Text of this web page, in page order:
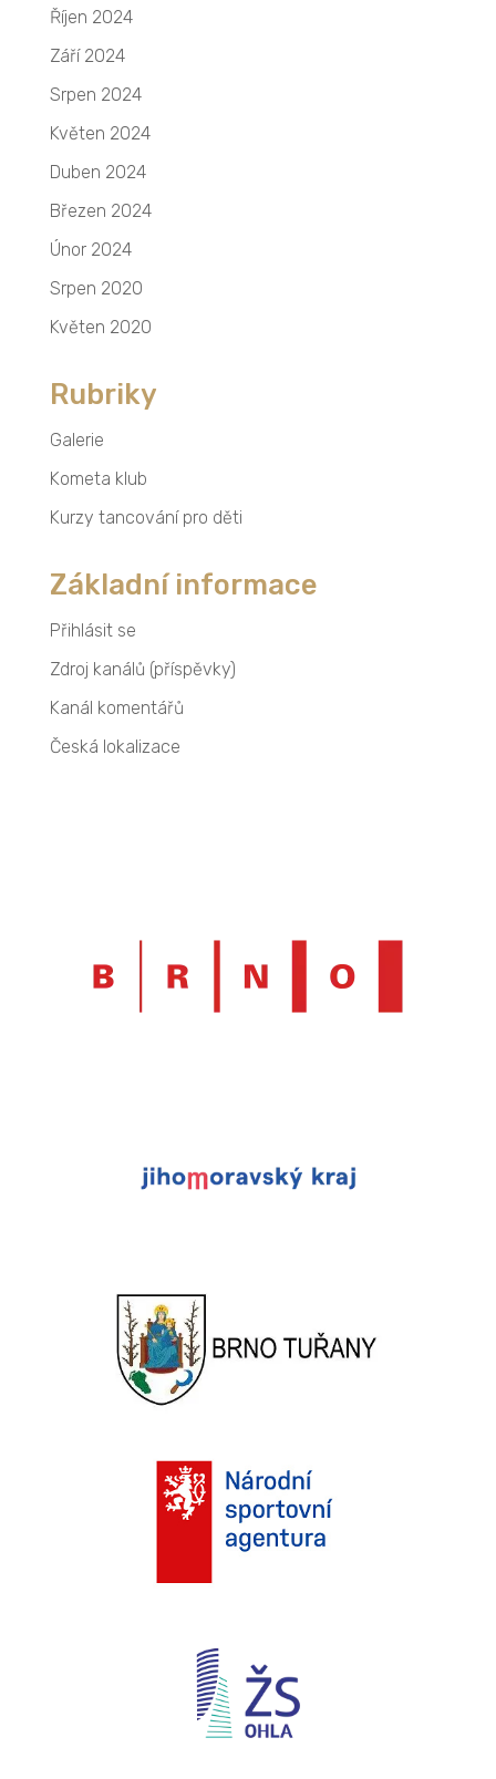
Říjen 2024
Září 2024
Srpen 2024
Květen 2024
Duben 2024
Březen 2024
Únor 2024
Srpen 2020
Květen 2020
Rubriky
Galerie
Kometa klub
Kurzy tancování pro děti
Základní informace
Přihlásit se
Zdroj kanálů (příspěvky)
Kanál komentářů
Česká lokalizace